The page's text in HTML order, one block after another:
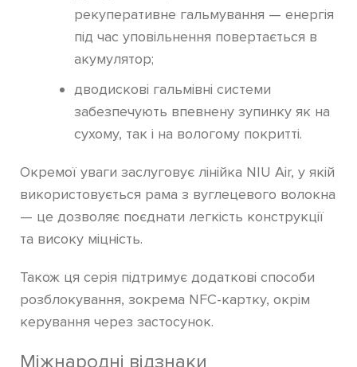
рекуперативне гальмування — енергія
під час уповільнення повертається в
акумулятор;
дводискові гальмівні системи
забезпечують впевнену зупинку як на
сухому, так і на вологому покритті.
Окремої уваги заслуговує лінійка NIU Air, у якій
використовується рама з вуглецевого волокна
— це дозволяє поєднати легкість конструкції
та високу міцність.
Також ця серія підтримує додаткові способи
розблокування, зокрема NFC-картку, окрім
керування через застосунок.
Міжнародні відзнаки